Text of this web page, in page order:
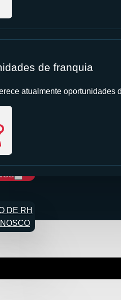
de franquia
atualmente oportunidades
DE RH